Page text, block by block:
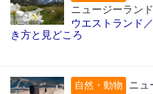
ニュージーランド
ウエストランド
き方と見どころ
自然・動物
ニュ